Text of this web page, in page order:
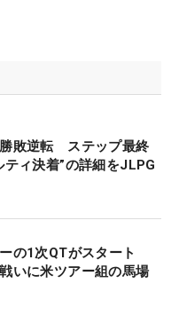
敗逆転 ステップ最終
ティ決着”の詳細をJLPG
の1次QTがスタート
いに米ツアー組の馬場